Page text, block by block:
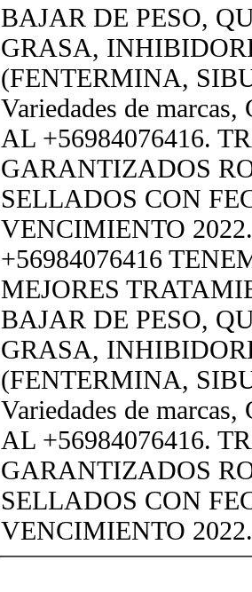
BAJAR DE PESO,
GRASA,
(FENTERMINA,
Variedades de
AL +56984076416.
GARANTIZADOS
SELLADOS CON
VENCIMIENTO
+56984076416
MEJORES
BAJAR DE PESO,
GRASA,
(FENTERMINA,
Variedades de
AL +56984076416.
GARANTIZADOS
SELLADOS CON
VENCIMIENTO